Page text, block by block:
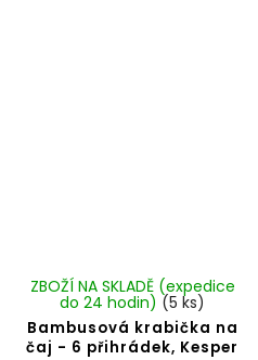
Bambusová krabička na
čaj - 6 přihrádek, Kesper
ZBOŽÍ NA SKLADĚ (expedice
do 24 hodin) (5 ks)